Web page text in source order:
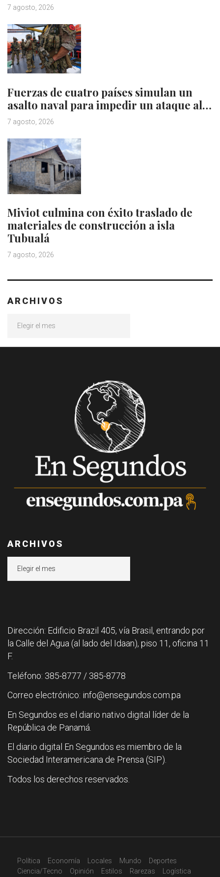
7 agosto, 2026
Fuerzas de cuatro países simulan un
asalto naval para impedir un ataque al…
7 agosto, 2026
Miviot culmina con éxito traslado de
materiales de construcción a isla
Tubualá
7 agosto, 2026
ARCHIVOS
ARCHIVOS
Dirección: Edificio Brazil 405, vía Brasil, entrando por
la Calle del Agua (al lado del Idaan), piso 11, oficina 11
F.
Teléfono: 385-8777 / 385-8778
Correo electrónico: info@ensegundos.com.pa
En Segundos es el diario nativo digital líder de la
República de Panamá.
El diario digital En Segundos es miembro de la
Sociedad Interamericana de Prensa (SIP).
Todos los derechos reservados.
Política Economía Locales Mundo
Deportes
Ciencia/Tecno
Opinión Estilos Rarezas Logística